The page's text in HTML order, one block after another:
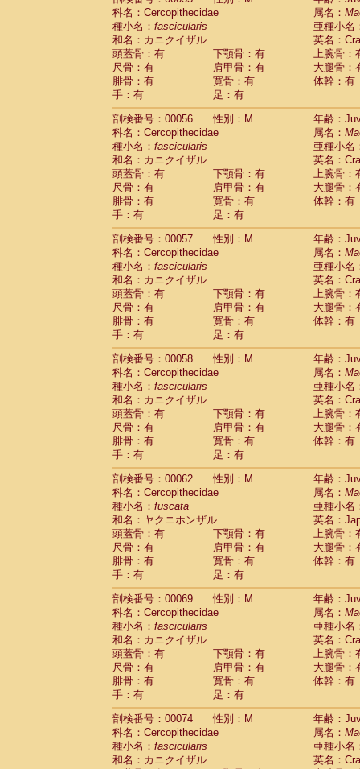
Cercopithecidae Macaca mulatta(45)
Cercopithecidae Macaca nemestrina(3)
Cercopithecidae Macaca nigra(1)
CercopithecidaeMacaca radiata(7)
CercopithecidaeMacaca silenus(0)
CercopithecidaeMacaca sinica (0)
CercopithecidaeMacaca sylvanus
CercopithecidaeMacaca thibetana (0)
Cercopithecidae Macaca tonkeana (0)
Cercopithecidae hybrid(1)
Cercopithecidae (0)
CercopithecidaeAllenopithecus
CercopithecidaeCercopithecus
CercopithecidaeCercopithecus
CercopithecidaeCercopithecus
CercopithecidaeCercopithecus diana
CercopithecidaeCercopithecus
Cercopithecidae
Cercopithecus
Cercopithecidae
Cercopithecus mitis
CercopithecidaeCercopithecus mitis
CercopithecidaeCercopithecus mitis
CercopithecidaeCercopithecus mona
CercopithecidaeCercopithecus
CercopithecidaeCercopithecus
CercopithecidaeCercopithecus
Cercopithecidae
Cercopithecusspp.(0)
Cercopithecidae
Chlorocebus
CercopithecidaeChlorocebus
CercopithecidaeErythrocebus patas
CercopithecidaeMiopithecus talapoin
CercopithecidaeCercopithecinae spp.
CercopithecidaeColobus angolensis
CercopithecidaeColobus guereza (0)
Cercopithecidae Colobus polykomos
Cercopithecidae Piliocolobus badius
Cercopithecidae Kasi senex vetulus(0)
CercopithecidaeKasi senex
CercopithecidaeNasalis larvatus(0)
CercopithecidaePresbytes
CercopithecidaePygathrix nemaeus
CercopithecidaeSemnopithecus
Cercopithecidae
Trachypithecus
Cercopithecidae
Trachypithecus
Cercopithecidae
Trachypithecus
CercopithecidaeTrachypithecus
CercopithecidaeColobinae spp.(0)
CercopithecidaePresbytesinaespp.(0)
CercopithecidaeCercopithecidae
HylobatidaeHoolock hoolock(0)
HylobatidaeHylobates agilis
HylobatidaeHylobates klossii (0)
Hylobatidae
科名：Cercopithecidae
属名：
種小名： fascicularis
亜種小名
和名：カニクイザル
英名：
頭蓋骨：有
下顎骨：有
上腕骨：
尺骨：有
肩甲骨：有
大腿骨：
腓骨：有
寛骨：有
体幹：有
手：有
足：有
剖検番号：00056
性別：M
年齢：
科名：Cercopithecidae
属名：
種小名： fascicularis
亜種小名
和名：カニクイザル
英名：
頭蓋骨：有
下顎骨：有
上腕骨：
尺骨：有
肩甲骨：有
大腿骨：
腓骨：有
寛骨：有
体幹：有
手：有
足：有
剖検番号：00057
性別：M
年齢：
科名：Cercopithecidae
属名：
種小名： fascicularis
亜種小名
和名：カニクイザル
英名：
頭蓋骨：有
下顎骨：有
上腕骨：
尺骨：有
肩甲骨：有
大腿骨：
腓骨：有
寛骨：有
体幹：有
手：有
足：有
剖検番号：00058
性別：M
年齢：
科名：Cercopithecidae
属名：
種小名： fascicularis
亜種小名
和名：カニクイザル
英名：
頭蓋骨：有
下顎骨：有
上腕骨：
尺骨：有
肩甲骨：有
大腿骨：
腓骨：有
寛骨：有
体幹：有
手：有
足：有
剖検番号：00062
性別：M
年齢：
科名：Cercopithecidae
属名：
種小名： fuscata
亜種小名
和名：ヤクニホンザル
英名：
頭蓋骨：有
下顎骨：有
上腕骨：
尺骨：有
肩甲骨：有
大腿骨：
腓骨：有
寛骨：有
体幹：有
手：有
足：有
剖検番号：00069
性別：M
年齢：
科名：Cercopithecidae
属名：
種小名： fascicularis
亜種小名
和名：カニクイザル
英名：
頭蓋骨：有
下顎骨：有
上腕骨：
尺骨：有
肩甲骨：有
大腿骨：
腓骨：有
寛骨：有
体幹：有
手：有
足：有
剖検番号：00074
性別：M
年齢：
科名：Cercopithecidae
属名：
種小名： fascicularis
亜種小名
和名：カニクイザル
英名：